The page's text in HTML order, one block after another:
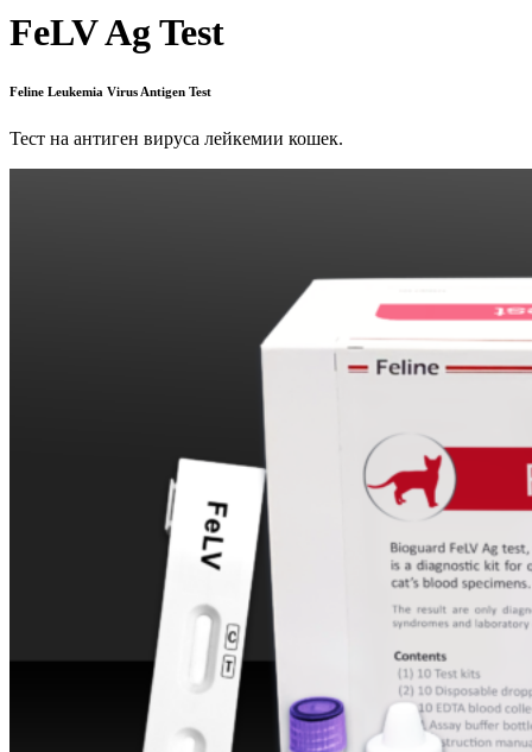
FeLV Ag Test
Feline Leukemia Virus Antigen Test
Тест на антиген вируса лейкемии кошек.